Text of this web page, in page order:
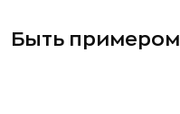
Быть примером